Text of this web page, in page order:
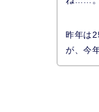
昨年は
が、今